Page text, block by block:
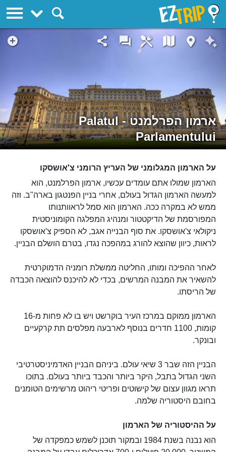
ארמון הפרלמנט - Palatul
Parlamentului
על הארמון המגלומני של העריץ הרומני צ'אושסקו
הארמון שמולו אתם עומדים עכשיו, ארמון הפרלמנט, הוא
למעשה הארמון הגדול בעולם, אחרי בניין הפנטגון בארה"ב. וזה
ממש לא במקרה ככה. הארמון הוא סמל לראוותנותו
המפורסמת של הדיקטטור ומנהיג המפלגה הקומוניסטית
ניקולאי צ'אושסקו. את סוף הבנייה אגב, לא הספיק צ'אושסקו
לראות, כיוון שהוצא להורג במהפכה נגדו, בטרם הושלם הבניין.
לאחר ההפיכה ומותו, החליטה ממשלת רומניה הדמוקרטית
להשאיר את המבנה המרשים, בכדי לא להיכנס להוצאה הכבדה
של הריסתו.
הארמון ממוקם במרכז העיר בוקרשט ויש בו לא פחות מ-16
קומות, 1100 חדרים בנוסף לארבעה מפלסים תת קרקעיים
ובונקר.
הבניין הזה שבר 3 שיאי עולם. ביניהם הבניין האדמיניסטרטיבי
השני הגדול בתבל, היקר ביותר והכבד ביותר בעולם. בתוכו
תראו מגוון עצום של קישוטים ופריטי ריהוט מרשימים הטומנים
בחובם היסטוריה שלמה.
על ההיסטוריה של הארמון
הוא נבנה בשנת 1984 ובמקור תוכנן לשמש כמפקדה של
EZTrip